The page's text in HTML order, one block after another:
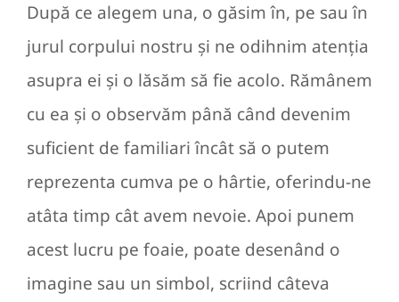
După ce alegem una, o găsim în, pe sau în
jurul corpului nostru și ne odihnim atenția
asupra ei și o lăsăm să fie acolo. Rămânem
cu ea și o observăm până când devenim
suficient de familiari încât să o putem
reprezenta cumva pe o hârtie, oferindu-ne
atâta timp cât avem nevoie. Apoi punem
acest lucru pe foaie, poate desenând o
imagine sau un simbol, scriind câteva